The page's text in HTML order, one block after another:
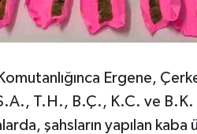
Ergene,
T.H., B.Ç., K.C. ve
şahsların yapılan